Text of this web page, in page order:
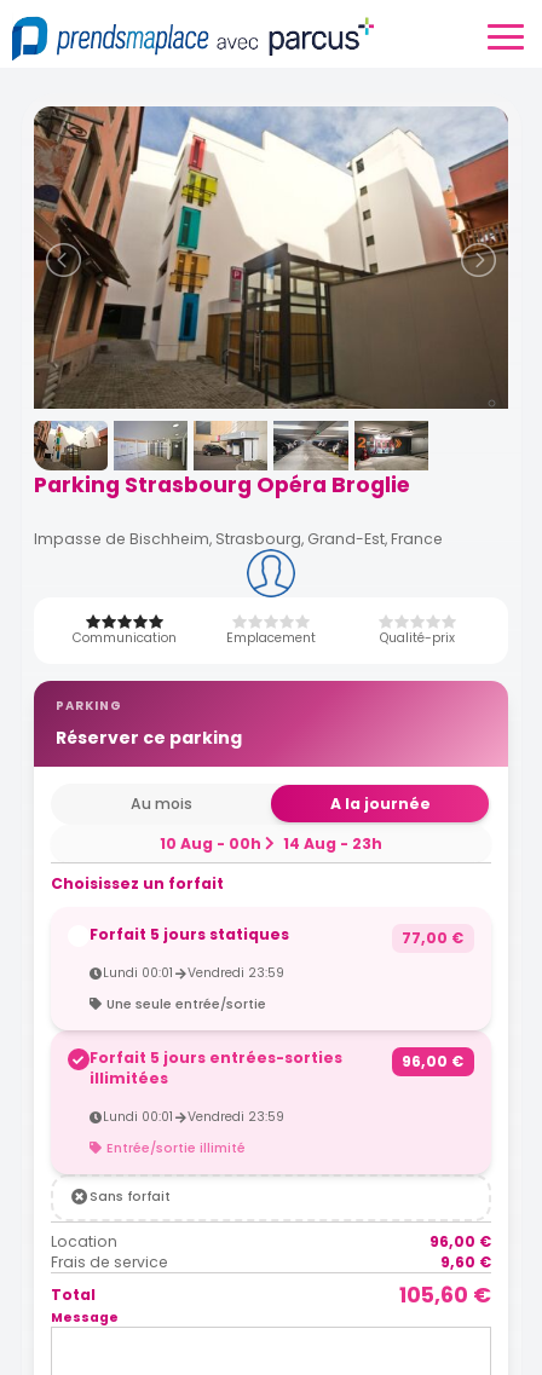
Parking Strasbourg Opéra Broglie
Impasse de Bischheim, Strasbourg, Grand-Est, France
Communication Emplacement Qualité-prix
PARKING
Réserver ce parking
Au mois
A la journée
10 Aug - 00h
14 Aug - 23h
Choisissez un forfait
Forfait 5 jours statiques 77,00 €
Lundi 00:01
Vendredi 23:59
Une seule entrée/sortie
Forfait 5 jours entrées-sorties
illimitées
96,00 €
Lundi 00:01
Vendredi 23:59
Entrée/sortie illimité
Sans forfait
Location
96,00 €
Frais de service
9,60 €
Total
105,60 €
Message